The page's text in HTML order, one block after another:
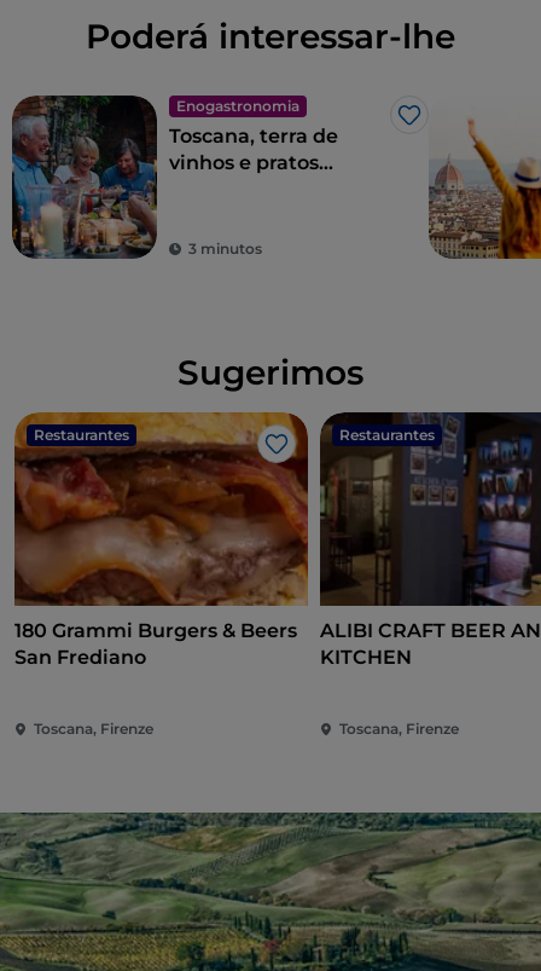
Poderá interessar-lhe
Enogastronomia
Gosto
Toscana, terra de
vinhos e pratos
3 minutos
Sugerimos
Restaurantes
Gosto
180 Grammi Burgers & Beers
San Frediano
Toscana, Firenze
Restaurantes
ALIBI CRAFT BEER
KITCHEN
Toscana, Firenze